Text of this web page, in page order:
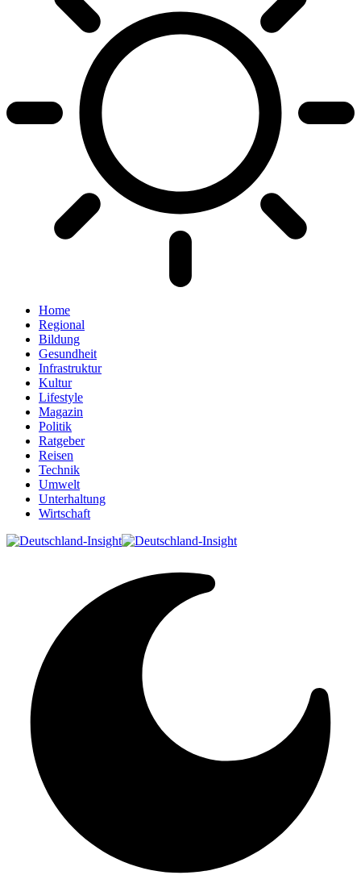
Home
Regional
Bildung
Gesundheit
Infrastruktur
Kultur
Lifestyle
Magazin
Politik
Ratgeber
Reisen
Technik
Umwelt
Unterhaltung
Wirtschaft